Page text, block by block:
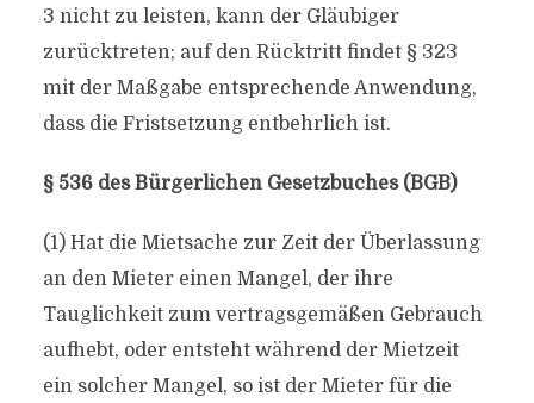
3 nicht zu leisten, kann der Gläubiger
zurücktreten; auf den Rücktritt findet § 323
mit der Maßgabe entsprechende Anwendung,
dass die Fristsetzung entbehrlich ist.
§ 536 des Bürgerlichen Gesetzbuches (BGB)
(1) Hat die Mietsache zur Zeit der Überlassung
an den Mieter einen Mangel, der ihre
Tauglichkeit zum vertragsgemäßen Gebrauch
aufhebt, oder entsteht während der Mietzeit
ein solcher Mangel, so ist der Mieter für die